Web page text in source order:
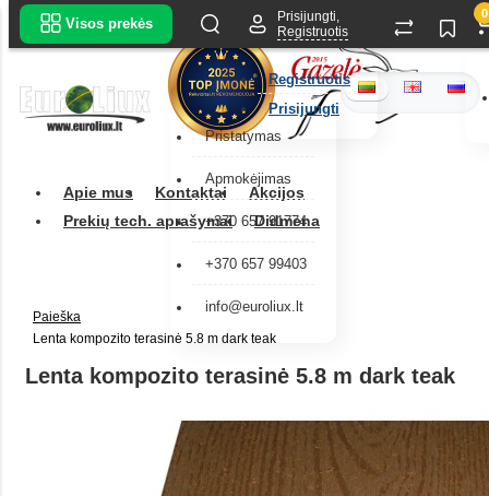
Pristatymas
Apmokėjimas
+370 657 91774
+370 657 99403
info@euroliux.lt
Apie mus Kontaktai
Akcijos
Prekių tech. aprašymai
Didmena
Visos prekės
Prisijungti,
Registruotis
Registruotis
Prisijungti
0
Paieška
Lenta kompozito terasinė 5.8 m dark teak
Lenta kompozito terasinė 5.8 m dark teak